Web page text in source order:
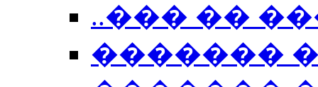
..��� ��
�������